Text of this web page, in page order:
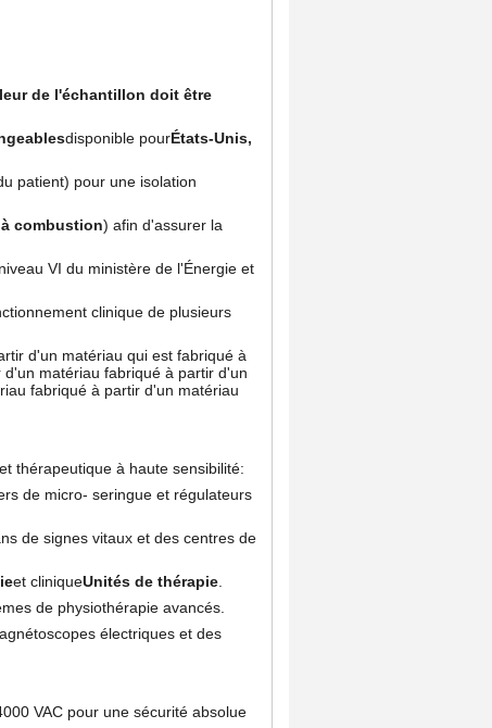
de l'échantillon doit être
disponible pourÉtats-Unis,
patient) pour une isolation
combustion) afin d'assurer la
VI du ministère de l'Énergie et
clinique de plusieurs
d'un matériau qui est fabriqué à
matériau fabriqué à partir d'un
fabriqué à partir d'un matériau
thérapeutique à haute sensibilité:
de micro- seringue et régulateurs
de signes vitaux et des centres de
et cliniqueUnités de thérapie
de physiothérapie avancés.
électriques et des
VAC pour une sécurité absolue